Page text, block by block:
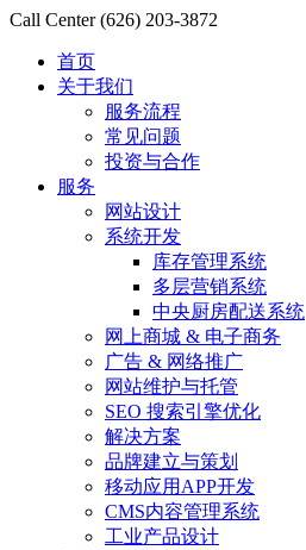
Call Center (626) 203-3872
首页
关于我们
服务流程
常见问题
投资与合作
服务
网站设计
系统开发
库存管理系统
多层营销系统
中央厨房配送系统
网上商城 & 电子商务
广告 & 网络推广
网站维护与托管
SEO 搜索引擎优化
解决方案
品牌建立与策划
移动应用APP开发
CMS内容管理系统
工业产品设计